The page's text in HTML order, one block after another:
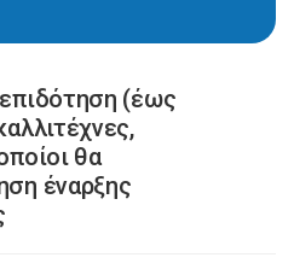
(έως
θα
έναρξης